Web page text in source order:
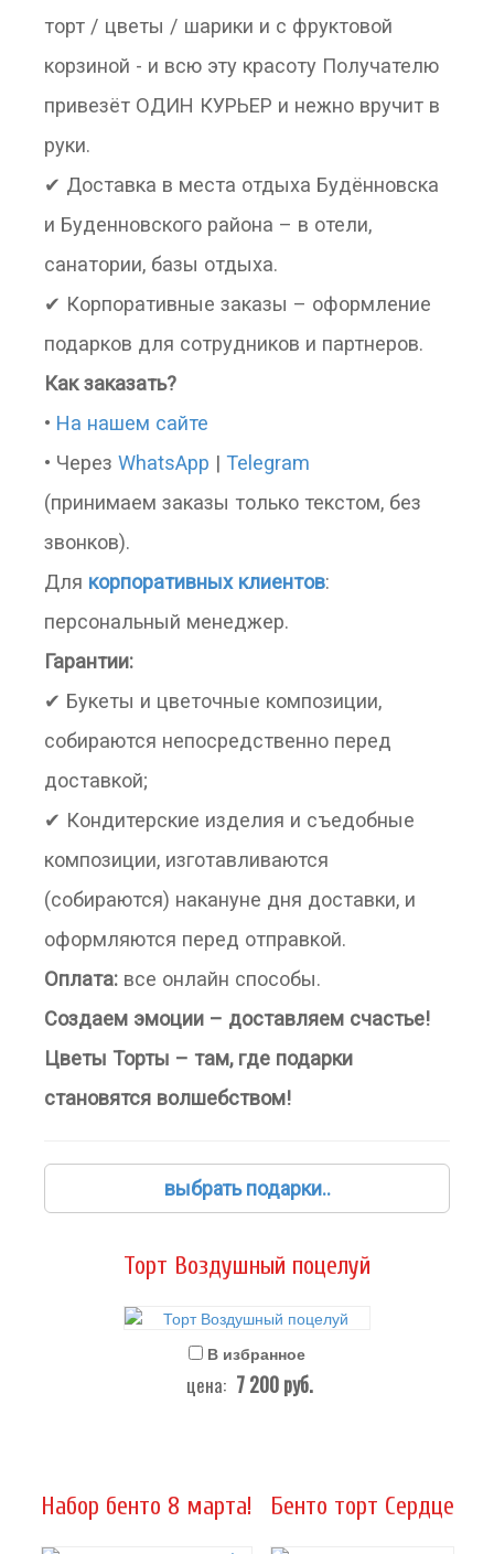
торт / цветы / шарики и с фруктовой
корзиной - и всю эту красоту Получателю
привезёт ОДИН КУРЬЕР и нежно вручит в
руки.
✔ Доставка в места отдыха Будённовска
и Буденновского района – в отели,
санатории, базы отдыха.
✔ Корпоративные заказы – оформление
подарков для сотрудников и партнеров.
Как заказать?
• На нашем сайте
• Через WhatsApp | Telegram
(принимаем заказы только текстом, без
звонков).
Для корпоративных клиентов:
персональный менеджер.
Гарантии:
✔ Букеты и цветочные композиции,
собираются непосредственно перед
доставкой;
✔ Кондитерские изделия и съедобные
композиции, изготавливаются
(собираются) накануне дня доставки, и
оформляются перед отправкой.
Оплата: все онлайн способы.
Создаем эмоции – доставляем счастье!
Цветы Торты – там, где подарки
становятся волшебством!
выбрать подарки..
Торт Воздушный поцелуй
В избранное
цена: 7 200руб.
Набор бенто 8 марта! Бенто торт Сердце